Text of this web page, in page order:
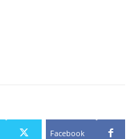
Facebook